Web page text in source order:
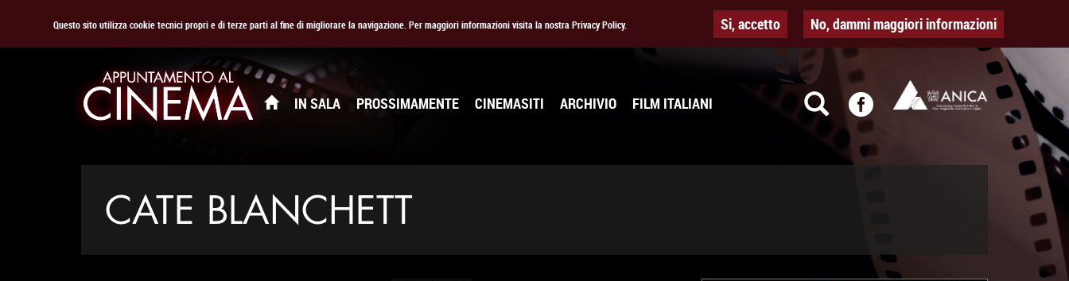
Questo sito utilizza cookie tecnici propri e di terze parti al fine di migliorare la navigazione. Per maggiori informazioni visita la nostra Privacy Policy. Si, accetto No, dammi maggiori informazioni
IN SALA PROSSIMAMENTE CINEMASITI ARCHIVIO FILM ITALIANI
CATE BLANCHETT